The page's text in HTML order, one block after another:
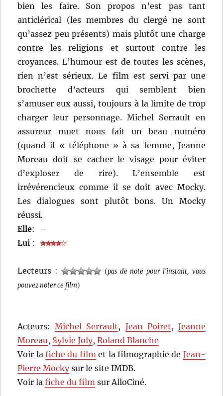
bien les faire. Son propos n’est pas tant
anticlérical (les membres du clergé ne sont
qu’assez peu présents) mais plutôt une charge
contre les religions et surtout contre les
croyances. L’humour est de toutes les scènes,
rien n’est sérieux. Le film est servi par une
brochette d’acteurs qui semblent bien
s’amuser eux aussi, toujours à la limite de trop
charger leur personnage. Michel Serrault en
assureur muet nous fait un beau numéro
(quand il « téléphone » à sa femme, Jeanne
Moreau doit se cacher le visage pour éviter
d’exploser de rire). L’ensemble est
irrévérencieux comme il se doit avec Mocky.
Les dialogues sont plutôt bons. Un Mocky
réussi.
Elle:
–
Lui :
Lecteurs : (pas de note pour l'instant, vous
pouvez noter ce film)
Acteurs:Michel Serrault, Jean Poiret, Jeanne
Moreau, Sylvie Joly,Roland Blanche
Voir lafiche du film et la filmographie de Jean-
Pierre Mockysur le site IMDB.
Voir lafiche du film sur AlloCiné.